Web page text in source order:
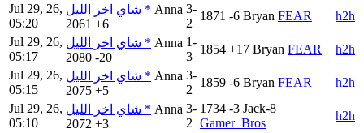
Jul 29, 26,
05:20
شاي اخر الليل * Anna
2061 +6
3-
2
1871 -6 Bryan FEAR
h2h
Jul 29, 26,
05:17
شاي اخر الليل * Anna
2080 -20
1-
3
1854 +17 Bryan FEAR
h2h
Jul 29, 26,
05:15
شاي اخر الليل * Anna
2075 +5
3-
2
1859 -6 Bryan FEAR
h2h
Jul 29, 26,
05:10
شاي اخر الليل * Anna
2072 +3
3-
2
1734 -3 Jack-8
Gamer_Bros
h2h